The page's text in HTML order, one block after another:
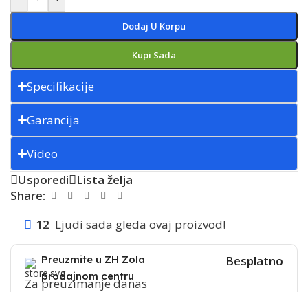
Dodaj U Korpu
Kupi Sada
Specifikacije
Garancija
Video
Usporedi
Lista želja
Share:
12 Ljudi sada gleda ovaj proizvod!
Preuzmite u ZH Zola
prodajnom centru
Za preuzimanje danas
Besplatno